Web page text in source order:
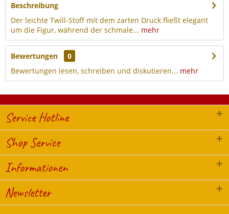
Beschreibung
Der leichte Twill-Stoff mit dem zarten Druck fließt elegant
um die Figur, während der schmale... mehr
Bewertungen
0
Bewertungen lesen, schreiben und diskutieren... mehr
Service Hotline
Shop Service
Informationen
Newsletter